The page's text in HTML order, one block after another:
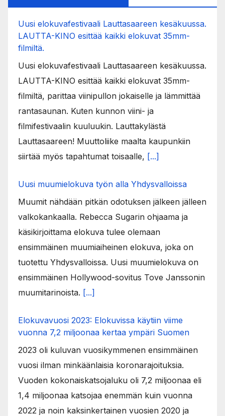
Uusi elokuvafestivaali Lauttasaareen kesäkuussa.
LAUTTA-KINO esittää kaikki elokuvat 35mm-
filmiltä.
Uusi elokuvafestivaali Lauttasaareen kesäkuussa.
LAUTTA-KINO esittää kaikki elokuvat 35mm-
filmiltä, parittaa viinipullon jokaiselle ja lämmittää
rantasaunan. Kuten kunnon viini- ja
filmifestivaalin kuuluukin. Lauttakylästä
Lauttasaareen! Muuttoliike maalta kaupunkiin
siirtää myös tapahtumat toisaalle, [...]
Uusi muumielokuva työn alla Yhdysvalloissa
Muumit nähdään pitkän odotuksen jälkeen jälleen
valkokankaalla. Rebecca Sugarin ohjaama ja
käsikirjoittama elokuva tulee olemaan
ensimmäinen muumiaiheinen elokuva, joka on
tuotettu Yhdysvalloissa. Uusi muumielokuva on
ensimmäinen Hollywood-sovitus Tove Janssonin
muumitarinoista. [...]
Elokuvavuosi 2023: Elokuvissa käytiin viime
vuonna 7,2 miljoonaa kertaa ympäri Suomen
2023 oli kuluvan vuosikymmenen ensimmäinen
vuosi ilman minkäänlaisia koronarajoituksia.
Vuoden kokonaiskatsojaluku oli 7,2 miljoonaa eli
1,4 miljoonaa katsojaa enemmän kuin vuonna
2022 ja noin kaksinkertainen vuosien 2020 ja